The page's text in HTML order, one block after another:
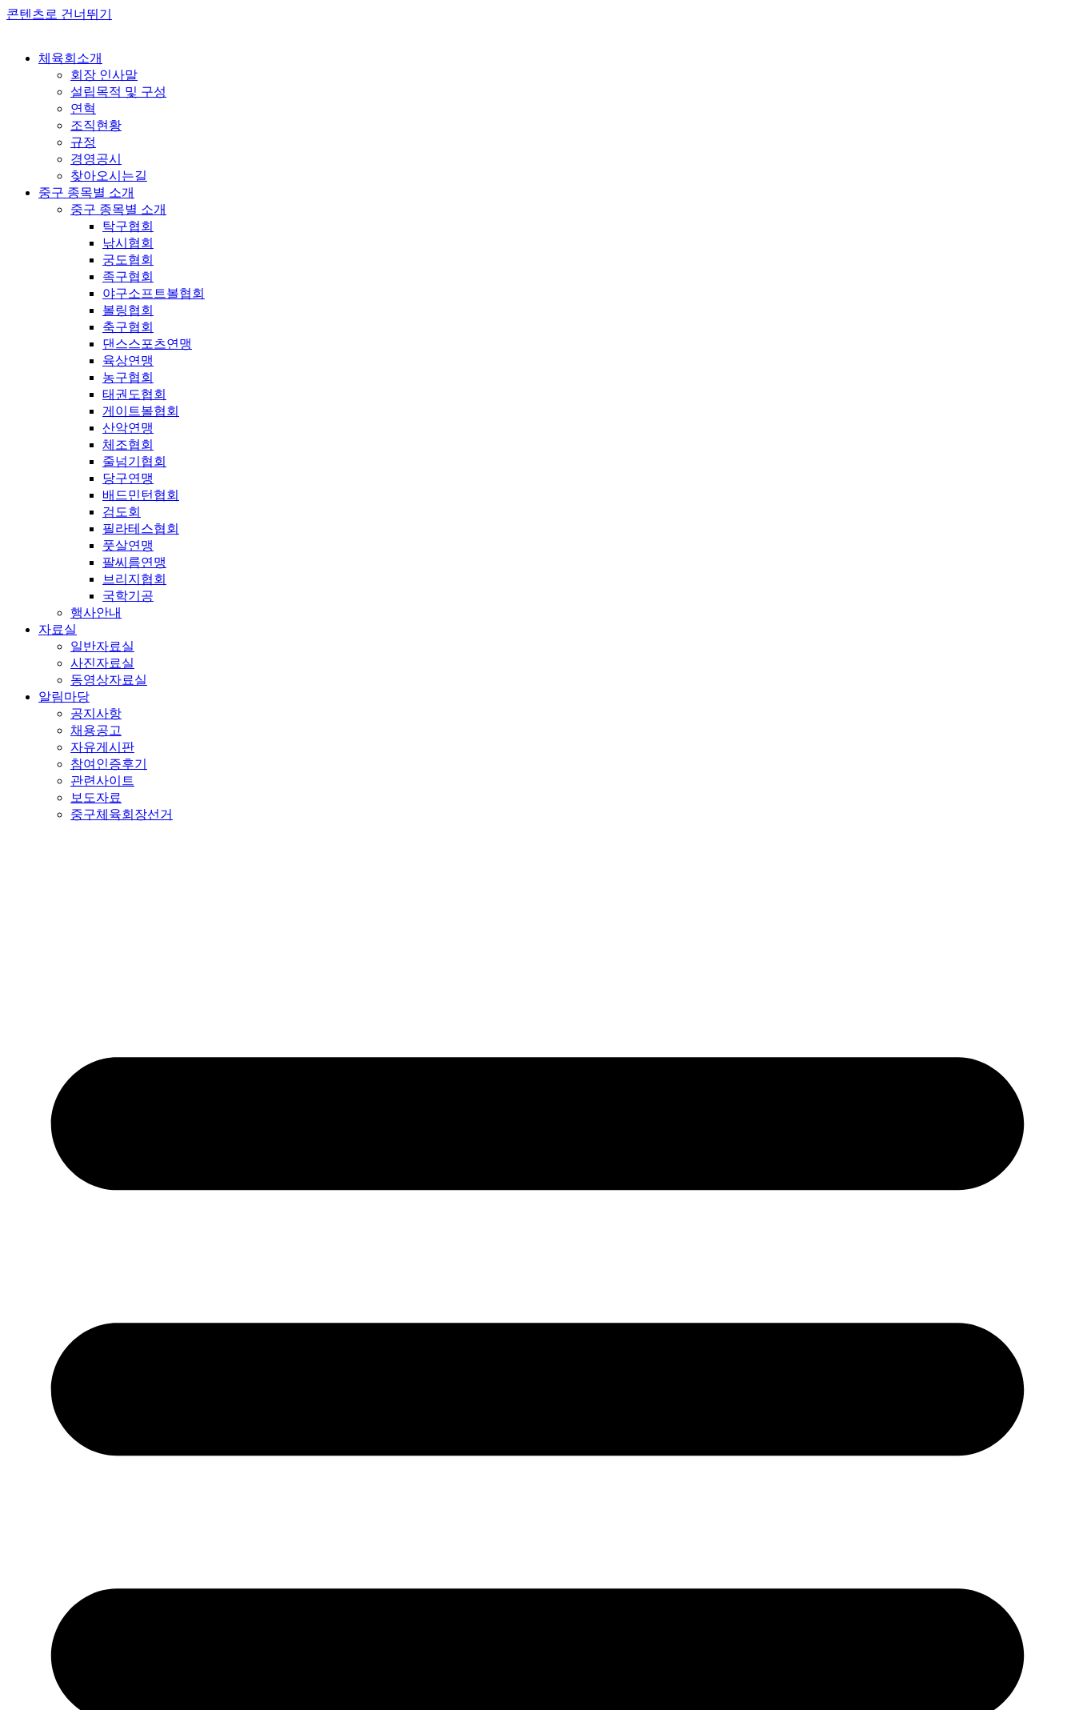
콘텐츠로 건너뛰기
체육회소개
회장 인사말
설립목적 및 구성
연혁
조직현황
규정
경영공시
찾아오시는길
중구 종목별 소개
중구 종목별 소개
탁구협회
낚시협회
궁도협회
족구협회
야구소프트볼협회
볼링협회
축구협회
댄스스포츠연맹
육상연맹
농구협회
태권도협회
게이트볼협회
산악연맹
체조협회
줄넘기협회
당구연맹
배드민턴협회
검도회
필라테스협회
풋살연맹
팔씨름연맹
브리지협회
국학기공
행사안내
자료실
일반자료실
사진자료실
동영상자료실
알림마당
공지사항
채용공고
자유게시판
참여인증후기
관련사이트
보도자료
중구체육회장선거